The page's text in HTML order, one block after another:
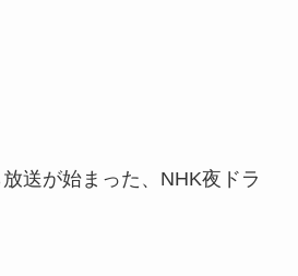
送が始まった、NHK夜ドラ